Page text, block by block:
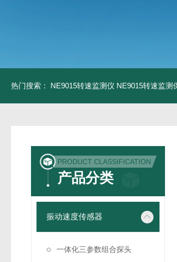
热门搜索： NE9015转速监测仪 NE9015转速监测
PRODUCT CLASSIFICATION
产品分类
振动速度传感器
一体化三参数组合探头